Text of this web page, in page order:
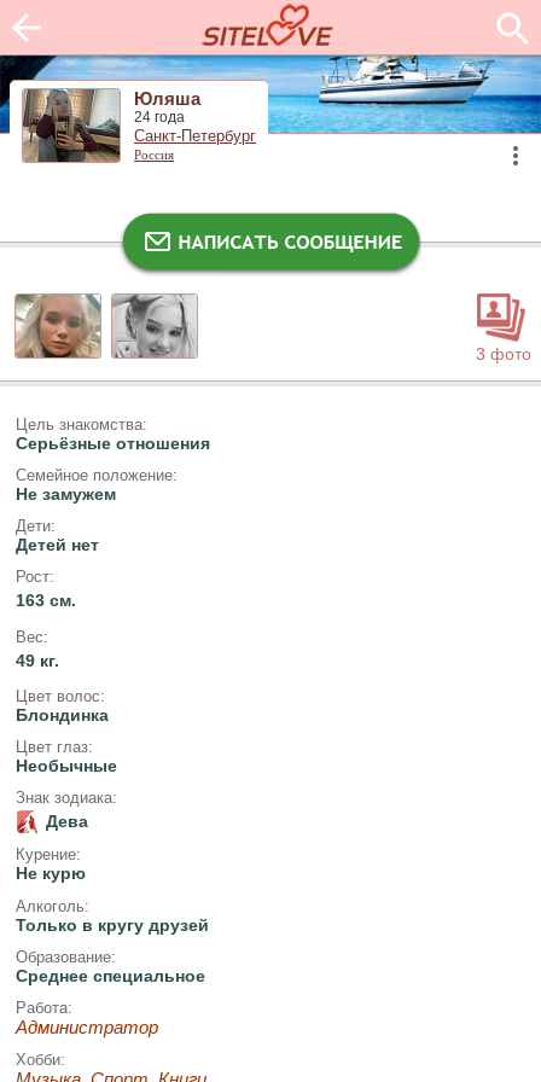
Юляша
24 года
Санкт-Петербург
Россия
3 фото
Цель знакомства:
Серьёзные отношения
Семейное положение:
Не замужем
Дети:
Детей нет
Рост:
163 см.
Вес:
49 кг.
Цвет волос:
Блондинка
Цвет глаз:
Необычные
Знак зодиака:
Дева
Курение:
Не курю
Алкоголь:
Только в кругу друзей
Образование:
Среднее специальное
Работа:
Администратор
Хобби: